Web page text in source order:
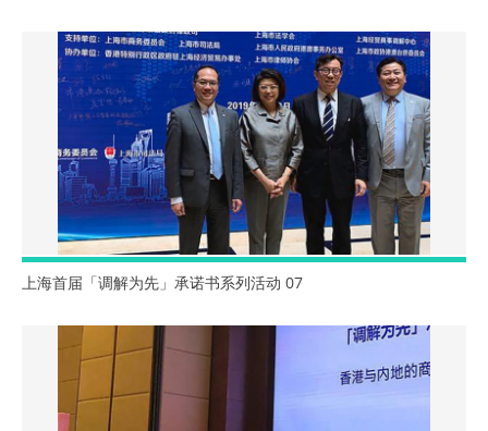
上海首届「调解为先」承诺书系列活动 07